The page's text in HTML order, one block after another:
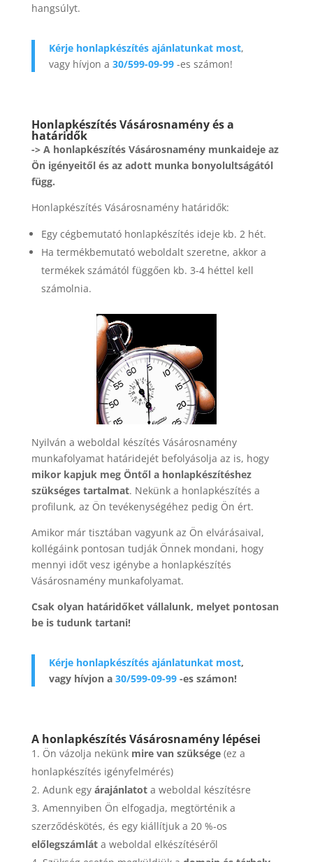
hangsúlyt.
Kérje honlapkészítés ajánlatunkat most,
vagy hívjon a 30/599-09-99-es számon!
Honlapkészítés Vásárosnamény és a
határidők
-> A honlapkészítés Vásárosnamény munkaideje az
Ön igényeitől és az adott munka bonyolultságától
függ.
Honlapkészítés Vásárosnamény határidők:
Egy cégbemutató honlapkészítés ideje kb. 2 hét.
Ha termékbemutató weboldalt szeretne, akkor a
termékek számától függően kb. 3-4 héttel kell
számolnia.
Nyilván a weboldal készítés Vásárosnamény
munkafolyamat határidejét befolyásolja az is, hogy
mikor kapjuk meg Öntől a honlapkészítéshez
szükséges tartalmat. Nekünk a honlapkészítés a
profilunk, az Ön tevékenységéhez pedig Ön ért.
Amikor már tisztában vagyunk az Ön elvárásaival,
kollégáink pontosan tudják Önnek mondani, hogy
mennyi időt vesz igénybe a honlapkészítés
Vásárosnamény munkafolyamat.
Csak olyan határidőket vállalunk, melyet pontosan
be is tudunk tartani!
Kérje honlapkészítés ajánlatunkat most,
vagy hívjon a 30/599-09-99-es számon!
A honlapkészítés Vásárosnamény lépései
Ön vázolja nekünk mire van szüksége(ez a
honlapkészítés igényfelmérés)
Adunk egy árajánlatota weboldal készítésre
Amennyiben Ön elfogadja, megtörténik a
szerződéskötés, és egy kiállítjuk a 20 %-os
előlegszámláta weboldal elkészítéséről